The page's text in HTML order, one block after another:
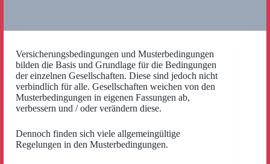
Versicherungsbedingungen und Musterbedingungen
bilden die Basis und Grundlage für die Bedingungen
der einzelnen Gesellschaften. Diese sind jedoch nicht
verbindlich für alle. Gesellschaften weichen von den
Musterbedingungen in eigenen Fassungen ab,
verbessern und / oder verändern diese.
Dennoch finden sich viele allgemeingültige
Regelungen in den Musterbedingungen.